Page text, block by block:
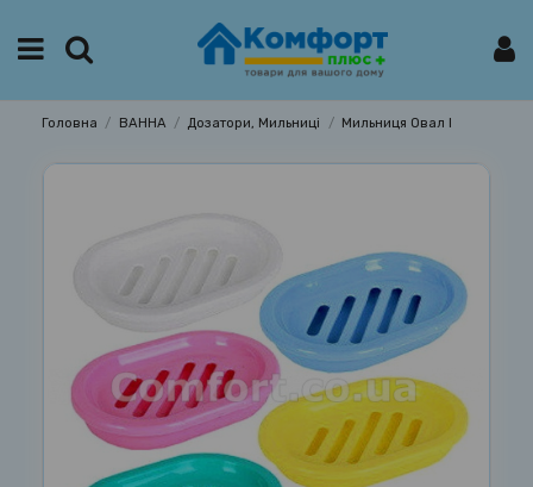
Головна ВАННА Дозатори, Мильниці Мильниця Овал І